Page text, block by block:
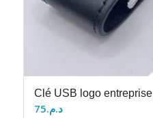
Clé USB logo entreprise
د.م.75